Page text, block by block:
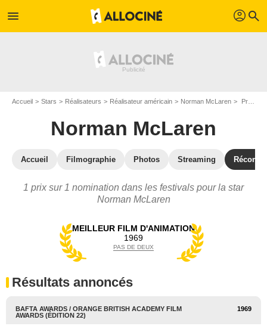
menu profil search
Accueil Stars Réalisateurs Réalisateur américain Norman McLaren Prix et nominations de Norman McLaren
Norman McLaren
Accueil Filmographie Photos Streaming
1 prix sur 1 nomination dans les festivals pour la star
Norman McLaren
MEILLEUR FILM D'ANIMATION
1969
PAS DE DEUX
Résultats annoncés
BAFTA AWARDS / ORANGE BRITISH ACADEMY FILM
AWARDS (ÉDITION 22)
1969